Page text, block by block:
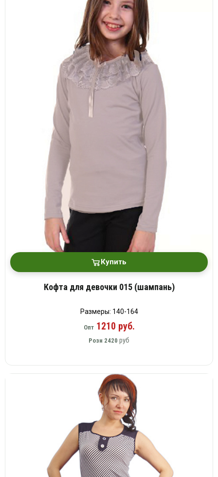
Купить
Кофта для девочки 015 (шампань)
Размеры: 140-164
Опт1210 руб.
Розн 2420 руб